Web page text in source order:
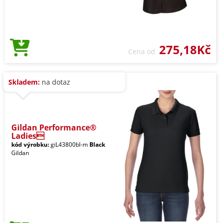
Cena od 275,18Kč
Skladem: na dotaz
Gildan Performance®
Ladies
kód výrobku:giL43800bl-m Black
Gildan